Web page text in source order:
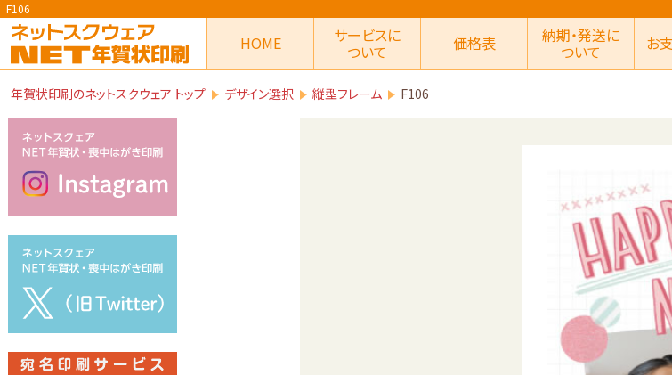
F106
HOME サービスに
ついて 価格表 納期・発送に
ついて お
年賀状印刷のネットスクウェア トップ デザイン選択 縦型フレーム F106